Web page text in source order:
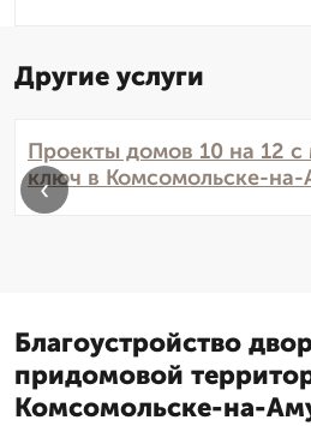
Другие услуги
Проекты домов 10 на 12
ключ в Комсомольске-
‹
Благоустройство
придомовой
Комсомольске-на-